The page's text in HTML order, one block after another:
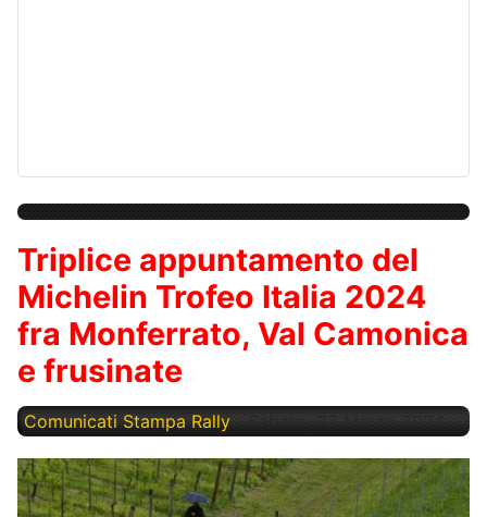
Triplice appuntamento del
Michelin Trofeo Italia 2024
fra Monferrato, Val Camonica
e frusinate
Comunicati Stampa Rally Sabato, 23 Marzo 2024